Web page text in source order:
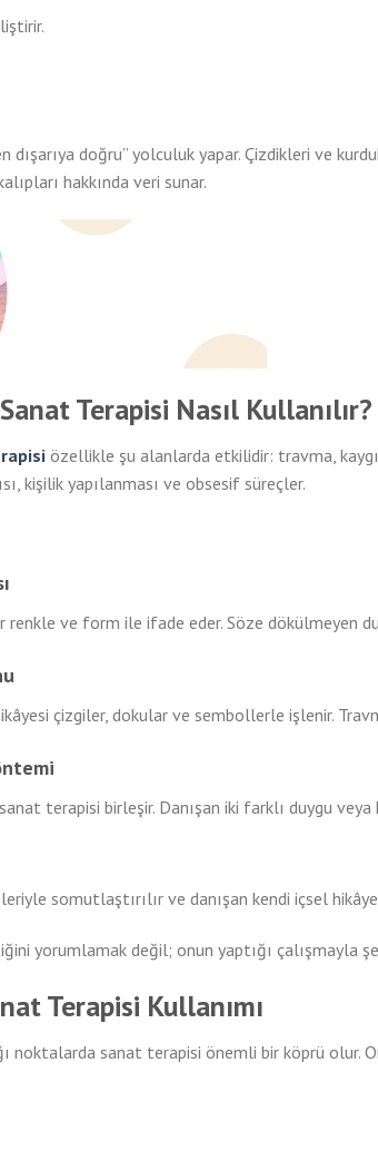
dışarıya doğru” yolculuk yapar. Çizdikleri ve
hakkında veri sunar.
Terapisi Nasıl Kullanılır?
özellikle şu alanlarda etkilidir: travma,
kişilik yapılanması ve obsesif süreçler.
renkle ve form ile ifade eder. Söze dökülmeyen
çizgiler, dokular ve sembollerle işlenir.
terapisi birleşir. Danışan iki farklı duygu
somutlaştırılır ve danışan kendi içsel
yorumlamak değil; onun yaptığı çalışmayla
Terapisi Kullanımı
noktalarda sanat terapisi önemli bir köprü olur.